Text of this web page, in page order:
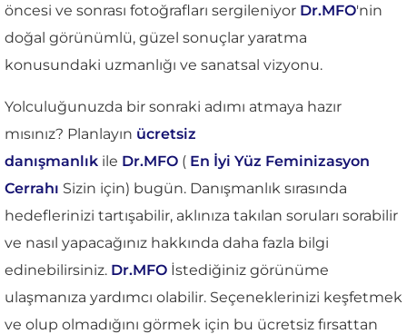
öncesi ve sonrası fotoğrafları sergileniyor Dr.MFO'nin
doğal görünümlü, güzel sonuçlar yaratma
konusundaki uzmanlığı ve sanatsal vizyonu.
Yolculuğunuzda bir sonraki adımı atmaya hazır
mısınız? Planlayın ücretsiz
danışmanlık ile Dr.MFO ( En İyi Yüz Feminizasyon
Cerrahı Sizin için) bugün. Danışmanlık sırasında
hedeflerinizi tartışabilir, aklınıza takılan soruları sorabilir
ve nasıl yapacağınız hakkında daha fazla bilgi
edinebilirsiniz. Dr.MFO İstediğiniz görünüme
ulaşmanıza yardımcı olabilir. Seçeneklerinizi keşfetmek
ve olup olmadığını görmek için bu ücretsiz fırsattan